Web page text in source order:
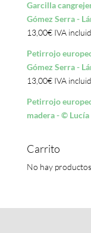
Garcilla
Gómez Serra -
13,00€ IVA
Petirrojo
Gómez Serra -
13,00€ IVA
Petirrojo
madera - ©
Carrito
No hay